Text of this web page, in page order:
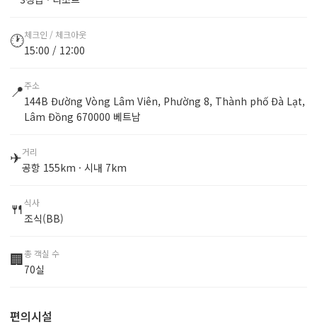
🕐체크인 / 체크아웃
15:00 / 12:00
📍주소
144B Đường Vòng Lâm Viên, Phường 8, Thành phố Đà Lạt,
Lâm Đồng 670000 베트남
✈거리
공항 155km · 시내 7km
🍴식사
조식(BB)
🏢총 객실 수
70실
편의시설